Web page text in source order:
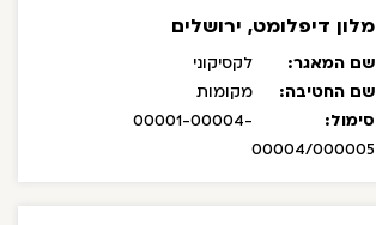
מלון דיפלומט, ירושלים
שם המאגר:
לקסיקוני
שם החטיבה:
מקומות
סימול:
00001-00004-
00004/000005